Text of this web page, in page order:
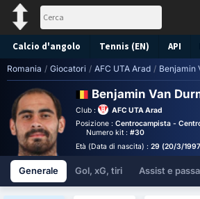
Calcio d'angolo Tennis (EN) API
Pronostico
Romania / Giocatori / AFC UTA Arad / Benjamin
Benjamin Van
Club :
AFC UTA Arad
Posizione : Centrocampista -
Numero kit :#30
Età (Data di nascita) : 29 (20/3/
Generale Gol, xG, tiri Assist e